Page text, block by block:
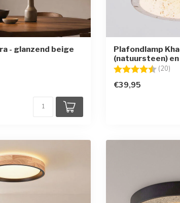
- glanzend beige
Plafondlamp
(natuursteen)
Beoordeling: (20)
€39,95